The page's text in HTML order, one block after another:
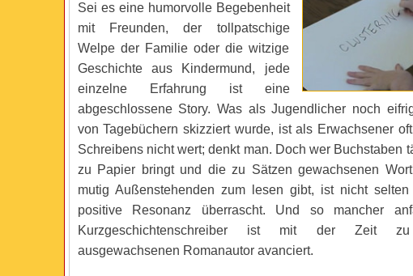
Sei es eine humorvolle Begebenheit
mit Freunden, der tollpatschige
Welpe der Familie oder die witzige
Geschichte aus Kindermund, jede
einzelne Erfahrung ist eine
abgeschlossene Story. Was als Jugendlicher noch
von Tagebüchern skizziert wurde, ist als Erwachsener
Schreibens nicht wert; denkt man. Doch wer Buchstaben
zu Papier bringt und die zu Sätzen gewachsenen
mutig Außenstehenden zum lesen gibt, ist nicht
positive Resonanz überrascht. Und so mancher
Kurzgeschichtenschreiber ist mit der Zeit
ausgewachsenen Romanautor avanciert.